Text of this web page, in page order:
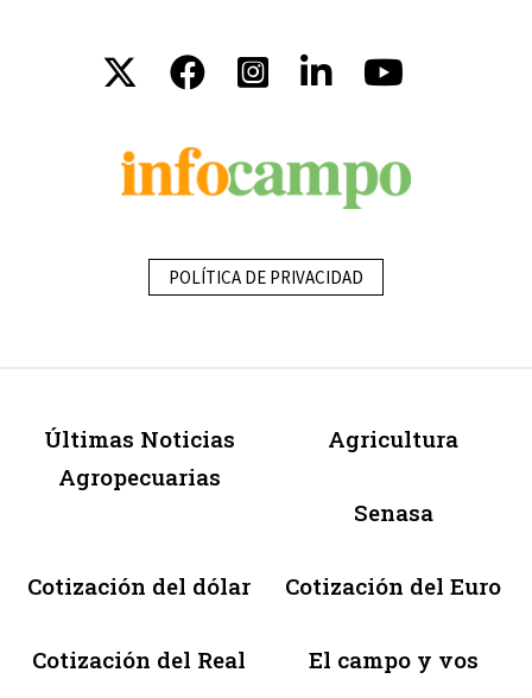
POLÍTICA DE PRIVACIDAD
Últimas Noticias
Agropecuarias
Agricultura
Senasa
Cotización del dólar Cotización del Euro
Cotización del Real El campo y vos